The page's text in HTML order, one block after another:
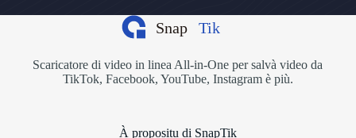
Scaricatore di video in linea All-in-One per salvà video da
TikTok, Facebook, YouTube, Instagram è più.
À propositu di SnapTik